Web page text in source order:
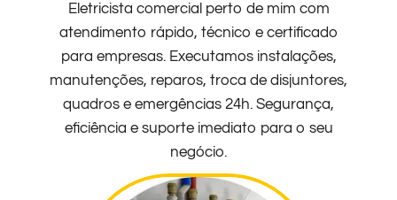
Eletricista comercial perto de mim com
atendimento rápido, técnico e certificado
para empresas. Executamos instalações,
manutenções, reparos, troca de disjuntores,
quadros e emergências 24h. Segurança,
eficiência e suporte imediato para o seu
negócio.